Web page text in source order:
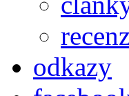
odkazy